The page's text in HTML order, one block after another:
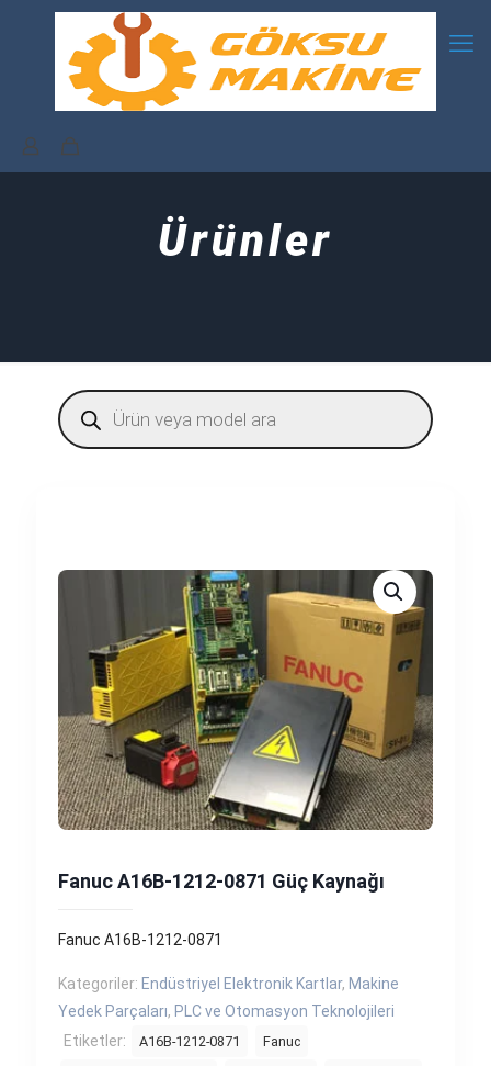
Ürünler
Products
search
Fanuc A16B-1212-0871 Güç Kaynağı
Fanuc A16B-1212-0871
Kategoriler: Endüstriyel Elektronik Kartlar, Makine
Yedek Parçaları, PLC ve Otomasyon Teknolojileri
Etiketler:
A16B-1212-0871 Fanuc